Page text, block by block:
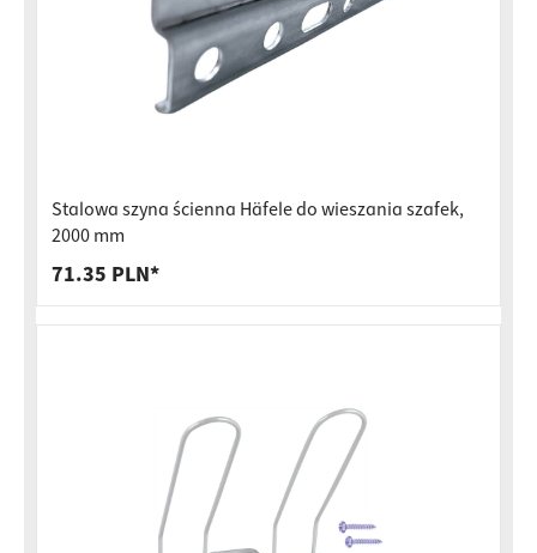
Stalowa szyna ścienna Häfele do wieszania szafek,
2000 mm
71.35 PLN*